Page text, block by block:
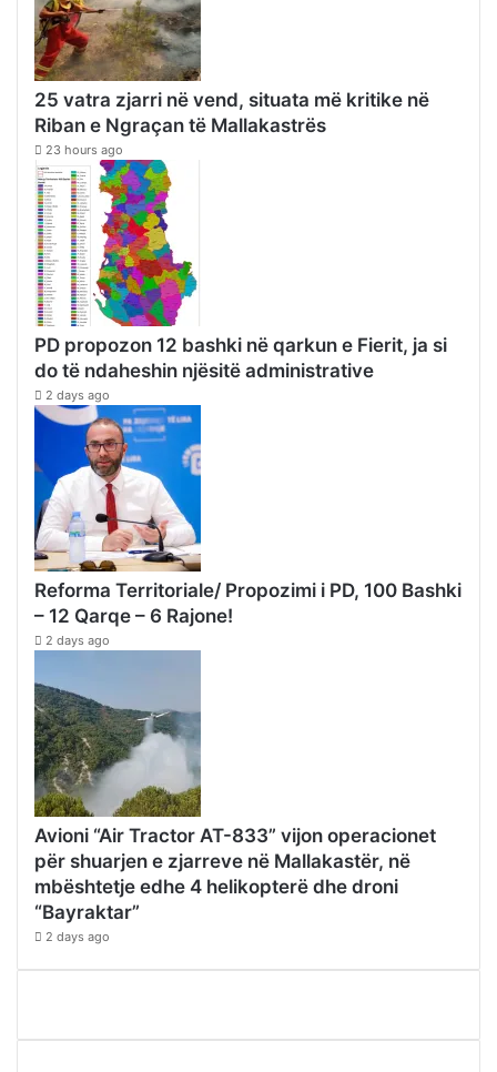
25 vatra zjarri në vend, situata më kritike në
Riban e Ngraçan të Mallakastrës
23 hours ago
PD propozon 12 bashki në qarkun e Fierit, ja si
do të ndaheshin njësitë administrative
2 days ago
Reforma Territoriale/ Propozimi i PD, 100 Bashki
– 12 Qarqe – 6 Rajone!
2 days ago
Avioni “Air Tractor AT-833” vijon operacionet
për shuarjen e zjarreve në Mallakastër, në
mbështetje edhe 4 helikopterë dhe droni
“Bayraktar”
2 days ago